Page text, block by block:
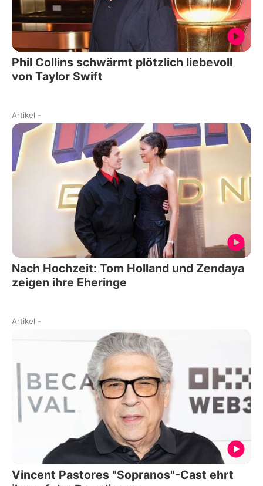
Phil Collins schwärmt plötzlich liebevoll
von Taylor Swift
Artikel -
Nach Hochzeit: Tom Holland und Zendaya
zeigen ihre Eheringe
Artikel -
Vincent Pastores "Sopranos"-Cast ehrt